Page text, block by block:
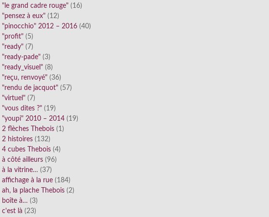
"le grand cadre rouge" (16)
"pensez à eux" (12)
"pinocchio" 2012 – 2016 (40)
"profit" (5)
"ready" (7)
"ready-pade" (3)
"ready_visuel" (8)
"reçu, renvoyé" (36)
"rendu de jacquot" (57)
"virtuel" (7)
"vous dites ?" (19)
"youpi" 2010 – 2014 (19)
2 flèches Thebois (1)
2 histoires (132)
4 cubes Thebois (4)
à côté ailleurs (96)
à la vitrine… (37)
affichage à la rue (184)
ah, la plache Thebois (2)
boîte à… (3)
c'est là (23)